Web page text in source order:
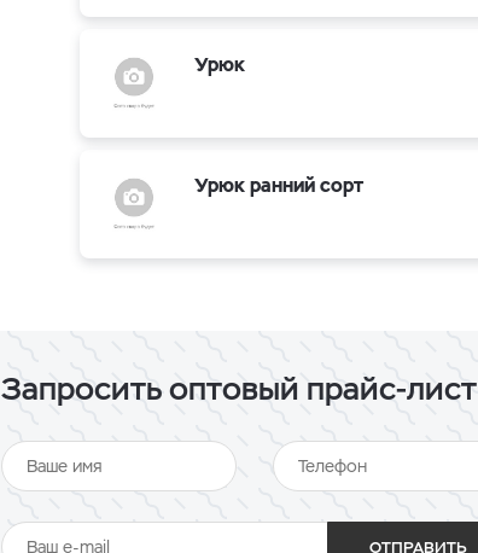
Урюк
Урюк ранний сорт
Запросить оптовый прайс-лист
ОТПРАВИТЬ